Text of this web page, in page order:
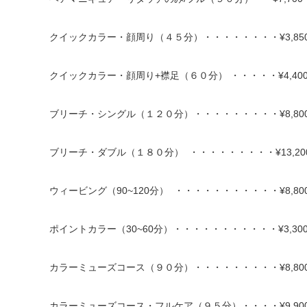
クイックカラー・顔周り（４５分）・・・・・・・・
クイックカラー・顔周り+襟足（６０分） ・・・・・
ブリーチ・シングル（１２０分）・・・・・・・・・
ブリーチ・ダブル（１８０分） ・・・・・・・・・
ウィービング（90~120分） ・・・・・・・・・・・
ポイントカラー（30~60分）・・・・・・・・・・・
カラーミューズコース（９０分）・・・・・・・・・